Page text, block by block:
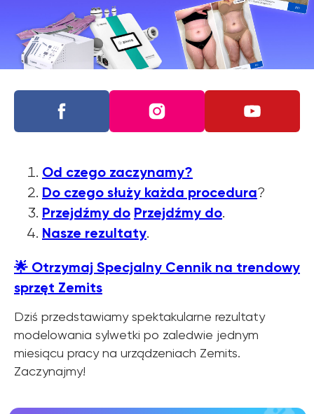
Od czego zaczynamy?
Do czego służy każda procedura?
Przejdźmy do Przejdźmy do.
Nasze rezultaty.
🌟 Otrzymaj Specjalny Cennik na trendowy
sprzęt Zemits
Dziś przedstawiamy spektakularne rezultaty
modelowania sylwetki po zaledwie jednym
miesiącu pracy na urządzeniach Zemits.
Zaczynajmy!
WIĘCEJ INFORMACJI
Dowiedz się o
OFERTACH PROMOCYJNYCH